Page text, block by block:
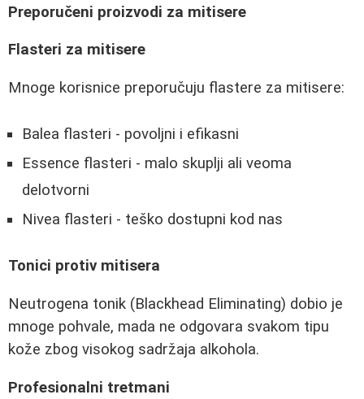
Preporučeni proizvodi za mitisere
Flasteri za mitisere
Mnoge korisnice preporučuju flastere za mitisere:
Balea flasteri - povoljni i efikasni
Essence flasteri - malo skuplji ali veoma
delotvorni
Nivea flasteri - teško dostupni kod nas
Tonici protiv mitisera
Neutrogena tonik (Blackhead Eliminating) dobio je
mnoge pohvale, mada ne odgovara svakom tipu
kože zbog visokog sadržaja alkohola.
Profesionalni tretmani